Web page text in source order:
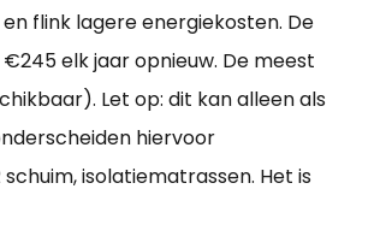
flink lagere energiekosten. De
elk jaar opnieuw. De meest
Let op: dit kan alleen als
hiervoor
isolatiematrassen. Het is